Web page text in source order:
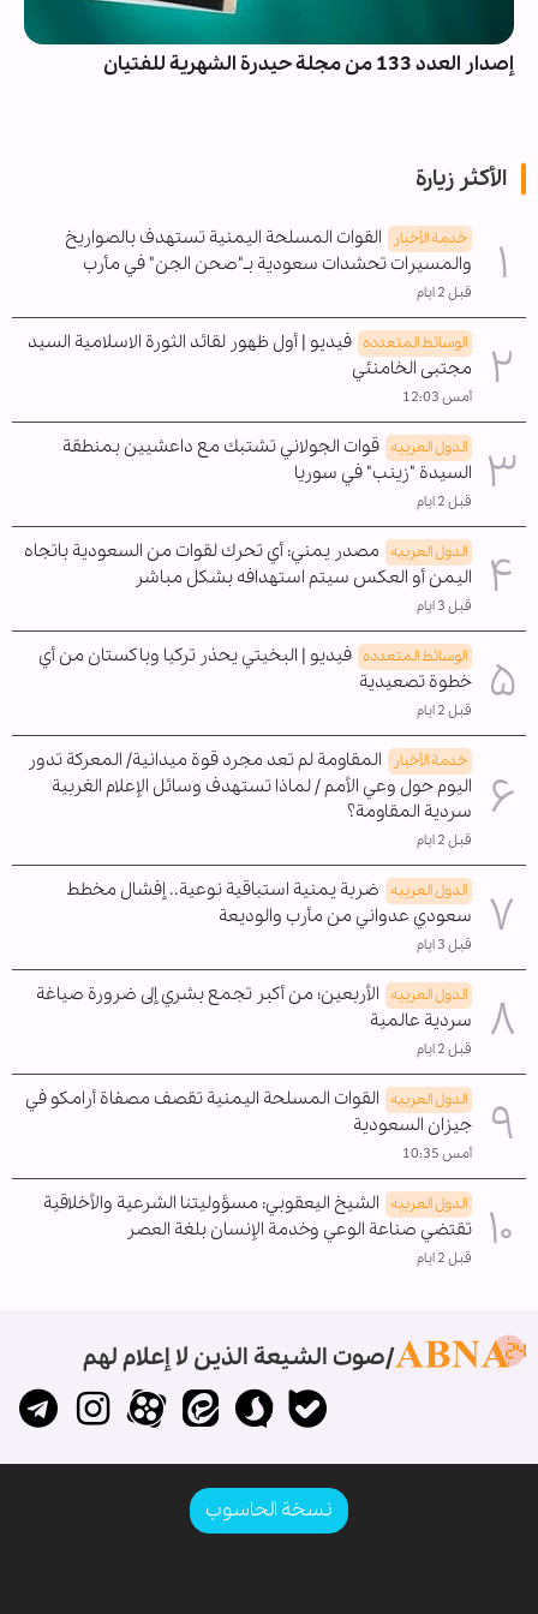
إصدار العدد 133 من مجلة حيدرة الشهرية للفتيان
الأكثر زيارة
خدمة الأخبار
القوات المسلحة اليمنية تستهدف بالصواريخ
والمسيرات تحشدات سعودية بـ"صحن الجن" في مأرب
قبل 2 ايام
الوسائط المتعدده فيديو | أول ظهور لقائد الثورة الاسلامية السيد
مجتبى الخامنئي
أمس 12:03
الدول العربیه قوات الجولاني تشتبك مع داعشيين بمنطقة
السيدة "زينب" في سوريا
قبل 2 ايام
الدول العربیه مصدر يمني: أي تحرك لقوات من السعودية باتجاه
اليمن أو العكس سيتم استهدافه بشكل مباشر
قبل 3 ايام
الوسائط المتعدده فيديو | البخيتي يحذر تركيا وباكستان من أي
خطوة تصعيدية
قبل 2 ايام
خدمة الأخبار
المقاومة لم تعد مجرد قوة ميدانية/ المعركة تدور
اليوم حول وعي الأمم / لماذا تستهدف وسائل الإعلام الغربية
سردية المقاومة؟
قبل 2 ايام
الدول العربیه ضربة يمنية استباقية نوعية.. إفشال مخطط
سعودي عدواني من مأرب والوديعة
قبل 3 ايام
الدول العربیه الأربعين؛ من أكبر تجمع بشري إلى ضرورة صياغة
سردية عالمية
قبل 2 ايام
الدول العربیه القوات المسلحة اليمنية تقصف مصفاة أرامكو في
جيزان السعودية
أمس 10:35
الدول العربیه الشيخ اليعقوبي: مسؤوليتنا الشرعية والأخلاقية
تقتضي صناعة الوعي وخدمة الإنسان بلغة العصر
قبل 2 ايام
صوت الشيعة الذين لا إعلام لهم
نسخة الحاسوب